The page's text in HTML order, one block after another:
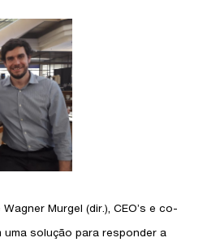
Murgel (dir.), CEO’s e co-
uma solução para responder a